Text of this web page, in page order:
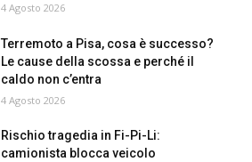
4 Agosto 2026
Terremoto a Pisa, cosa è successo?
Le cause della scossa e perché il
caldo non c’entra
4 Agosto 2026
Rischio tragedia in Fi-Pi-Li:
camionista blocca veicolo